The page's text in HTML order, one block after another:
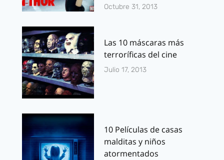
Octubre 31, 2013
Las 10 máscaras más
terroríficas del cine
Julio 17, 2013
10 Películas de casas
malditas y niños
atormentados